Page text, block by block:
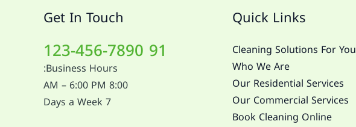
Quick Links
Cleaning Solutions For You
Who We Are
Our Residential Services
Our Commercial Services
Book Cleaning Online
Get In Touch
91 123-456-7890
Business Hours:
8:00 AM – 6:00 PM
7 Days a Week